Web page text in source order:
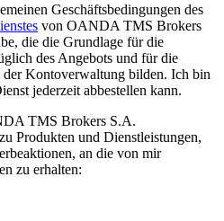
Geschäftsbedingungen des
von OANDA TMS Brokers
die die Grundlage für die
des Angebots und für die
Kontoverwaltung bilden. Ich bin
jederzeit abbestellen kann.
TMS Brokers S.A.
Produkten und Dienstleistungen,
an die von mir
zu erhalten: